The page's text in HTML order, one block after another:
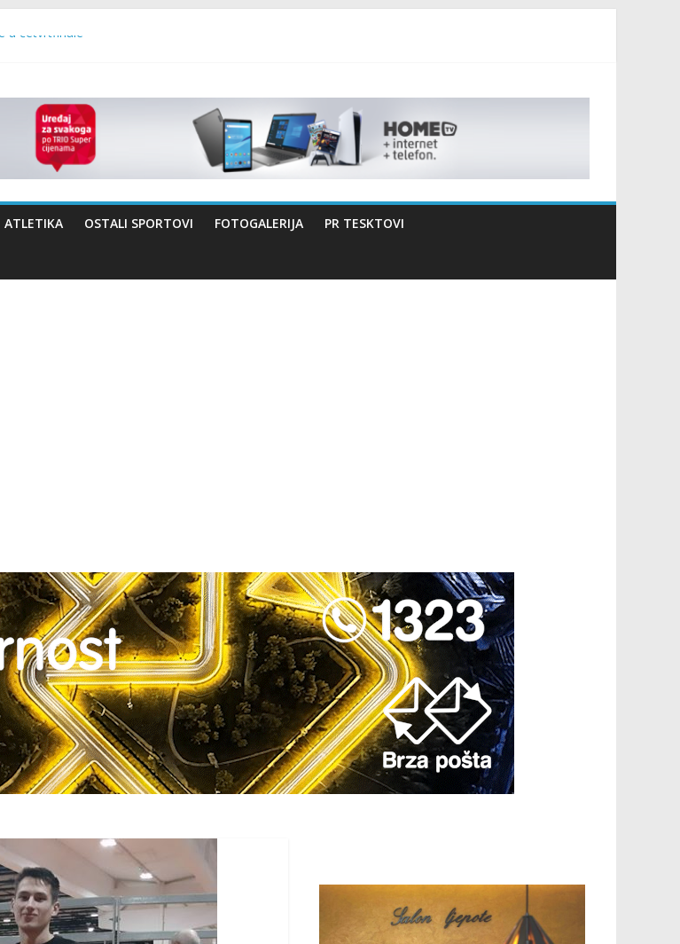
četvrtfinale
Marin Radišić čestitali organizatoricama na realizaciji sportsko edukativnog kampa “Izlazi vani”
ATLETIKA OSTALI SPORTOVI FOTOGALERIJA PR TESKTOVI